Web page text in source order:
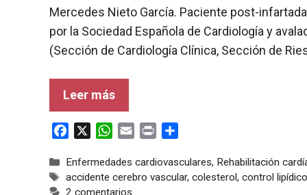
Mercedes Nieto García. Paciente post-
por la Sociedad Española de Cardiología y
(Sección de Cardiología Clínica, Sección de
Leer más
c
e
W
a
t
a
i
i
n
m
p
Categorías
Enfermedades cardiovasculares, Rehabilitación
Etiquetas
accidente cerebro vascular,colesterol,control lipídico
2 comentarios